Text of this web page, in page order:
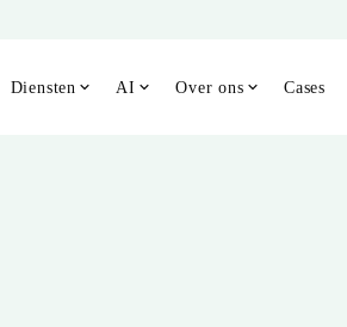
Diensten
AI Over ons Cases